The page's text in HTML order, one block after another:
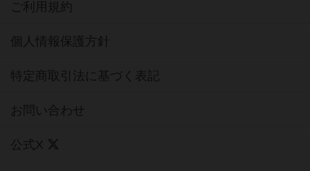
ご利用規約
個人情報保護方針
特定商取引法に基づく表記
お問い合わせ
公式X